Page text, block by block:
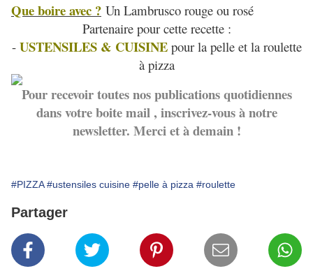
Que boire avec ? Un Lambrusco rouge ou rosé
Partenaire pour cette recette :
- USTENSILES & CUISINEpour la pelle et la roulette
à pizza
Pour recevoir toutes nos publications quotidiennes
dans votre boite mail , inscrivez-vous à notre
newsletter. Merci et à demain !
#PIZZA #ustensiles cuisine #pelle à pizza #roulette
Partager